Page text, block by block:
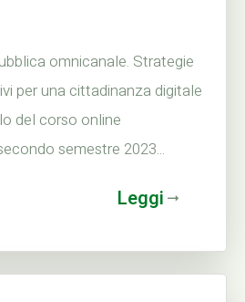
omnicanale. Strategie
per una cittadinanza digitale
del corso online
semestre 2023...
Leggi